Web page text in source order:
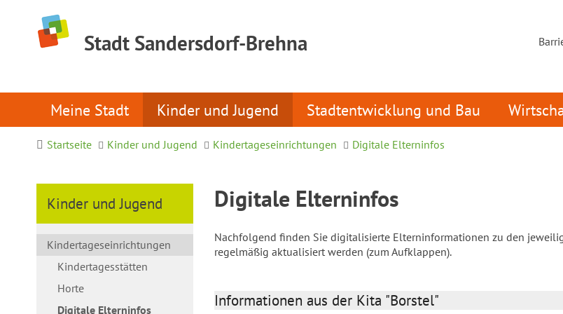
Stadt Sandersdorf-Brehna
Meine Stadt Kinder und Jugend Stadtentwicklung und Bau
Startseite Kinder und Jugend Kindertageseinrichtungen Digitale Elterninfos
Kinder und Jugend
Kindertageseinrichtungen
Kindertagesstätten
Horte
Digitale Elterninfos
Digitale Elterninfos
Nachfolgend finden Sie digitalisierte Elterninformationen zu den
regelmäßig aktualisiert werden (zum Aufklappen).
Informationen aus der Kita "Borstel"